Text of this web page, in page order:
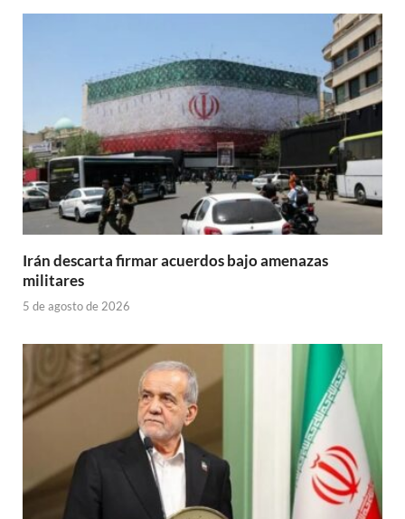
Irán descarta firmar acuerdos bajo amenazas
militares
5 de agosto de 2026